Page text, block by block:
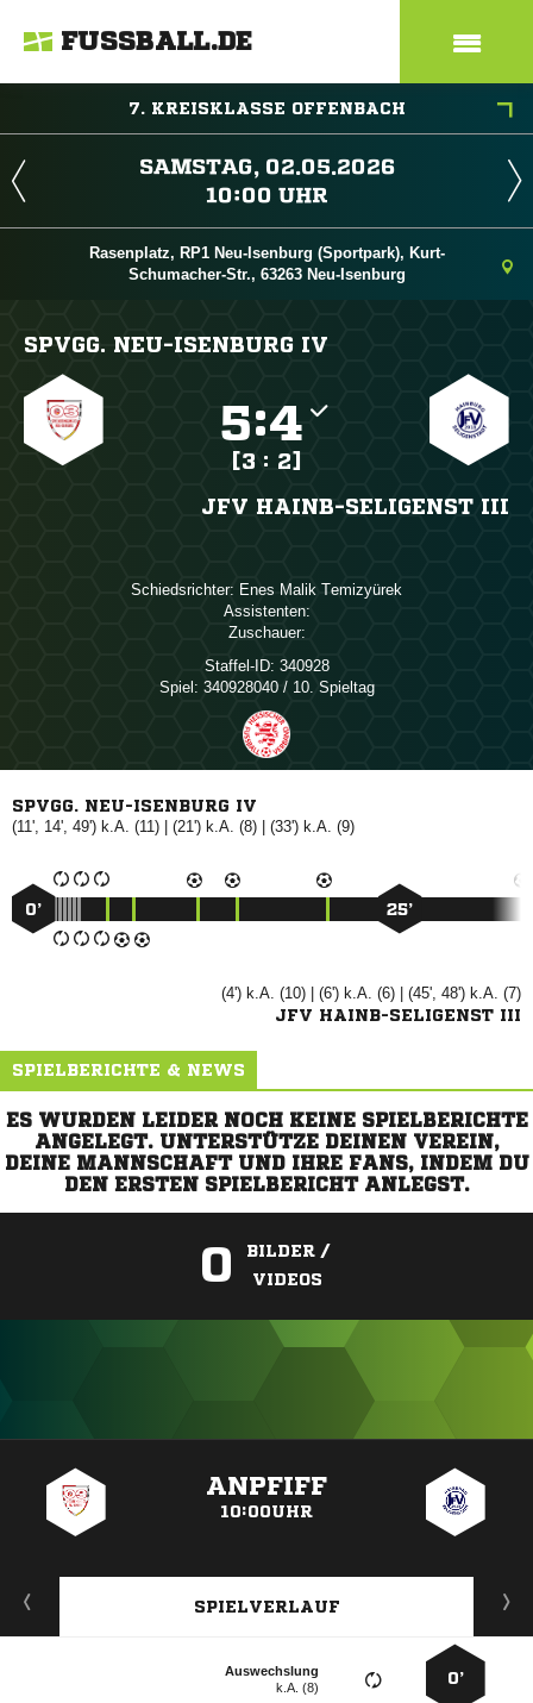
FUSSBALL.DE
7. KREISKLASSE OFFENBACH
 
 
Rasenplatz, RP1 Neu-Isenburg (Sportpark), Kurt-
Schumacher-Str., 63263 Neu-Isenburg
SPVGG. NEU-ISENBURG IV
:
[3 : 2]
JFV HAINB-SELIGENST III
Schiedsrichter:   
Assistenten:
Zuschauer:
Staffel-ID: 340928
Spiel: 340928040 / 10. Spieltag
SPVGG. NEU-ISENBURG IV
(11', 14', 49') k.A. (11) | (21') k.A. (8) | (33') k.A. (9)
0’ 25’
(4') k.A. (10) | (6') k.A. (6) | (45', 48') k.A. (7)
JFV HAINB-SELIGENST III
SPIELBERICHTE & NEWS
ES WURDEN LEIDER NOCH KEINE SPIELBERICHTE
ANGELEGT. UNTERSTÜTZE DEINEN VEREIN,
DEINE MANNSCHAFT UND IHRE FANS, INDEM DU
DEN ERSTEN SPIELBERICHT ANLEGST.
0
BILDER /
VIDEOS
ANPFIFF
10:00UHR
SPIELVERLAUF
0’
Auswechslung
k.A. (8)